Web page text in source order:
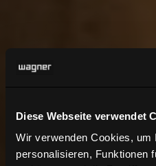
Diese Webseite verwendet
Wir verwenden Cookies, um
personalisieren, Funktionen